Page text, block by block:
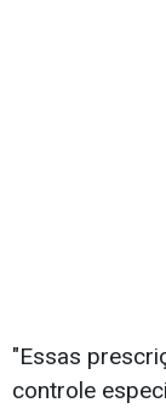
"Essas
controle